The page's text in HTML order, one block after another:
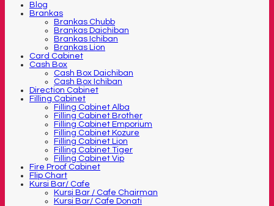
Blog
Brankas
Brankas Chubb
Brankas Daichiban
Brankas Ichiban
Brankas Lion
Card Cabinet
Cash Box
Cash Box Daichiban
Cash Box Ichiban
Direction Cabinet
Filling Cabinet
Filling Cabinet Alba
Filling Cabinet Brother
Filling Cabinet Emporium
Filling Cabinet Kozure
Filling Cabinet Lion
Filling Cabinet Tiger
Filling Cabinet Vip
Fire Proof Cabinet
Flip Chart
Kursi Bar/ Cafe
Kursi Bar / Cafe Chairman
Kursi Bar/ Cafe Donati